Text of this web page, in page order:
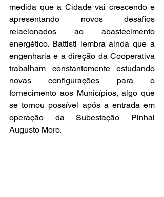
medida que a Cidade vai crescendo e
apresentando novos desafios
relacionados ao abastecimento
energético. Battisti lembra ainda que a
engenharia e a direção da Cooperativa
trabalham constantemente estudando
novas configurações para o
fornecimento aos Municípios, algo que
se tornou possível após a entrada em
operação da Subestação Pinhal
Augusto Moro.